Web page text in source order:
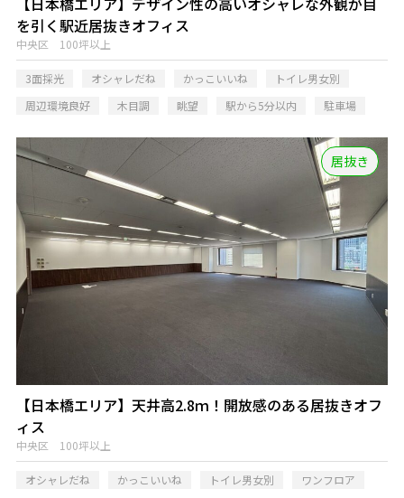
を引く駅近居抜きオフィス
中央区 100坪以上
3面採光 オシャレだね かっこいいね
トイレ男女別
周辺環境良好
木目調 眺望 駅から5分以内 駐車場
居抜き
【日本橋エリア】天井高2.8ｍ！開放感のある居抜きオフ
ィス
中央区 100坪以上
オシャレだね かっこいいね トイレ男女別
ワンフロア